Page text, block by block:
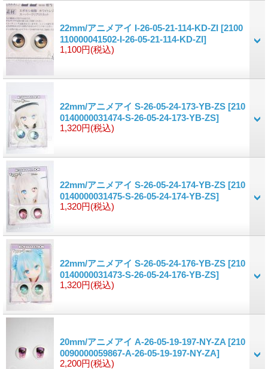
22mm/アニメアイ I-26-05-21-114-KD-ZI [2100
110000041502-I-26-05-21-114-KD-ZI]
1,100円(税込)
22mm/アニメアイ S-26-05-24-173-YB-ZS [210
0140000031474-S-26-05-24-173-YB-ZS]
1,320円(税込)
22mm/アニメアイ S-26-05-24-174-YB-ZS [210
0140000031475-S-26-05-24-174-YB-ZS]
1,320円(税込)
22mm/アニメアイ S-26-05-24-176-YB-ZS [210
0140000031473-S-26-05-24-176-YB-ZS]
1,320円(税込)
20mm/アニメアイ A-26-05-19-197-NY-ZA [210
0090000059867-A-26-05-19-197-NY-ZA]
2,200円(税込)